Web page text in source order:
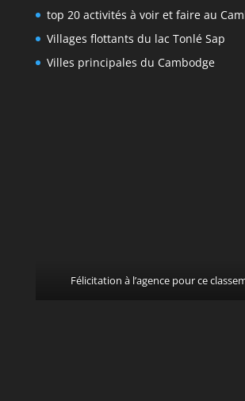
top 20 activités à voir et faire au
Villages flottants du lac Tonlé Sap
Villes principales du Cambodge
Félicitation à l’agence pour ce